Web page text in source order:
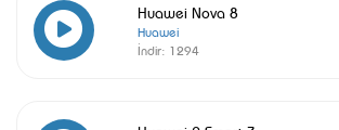
Huawei Nova 8
Huawei
İndir: 1294